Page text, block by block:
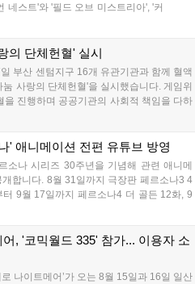
네스트'와 '필드 오브 미스트리아', '커
니다. 한편, 7일 출시된 '마블 투혼'은
: 와일드랜드'는 7년 만의 대규모 업
께 95% 할인 중입니다....
의 단체헌혈' 실시
부산 센텀지구 16개 유관기관과 함께 혈액
사랑의 단체헌혈'을 실시했습니다. 게임위
을 진행하며 공공기관의 사회적 책임을 다하
화진흥위원회 등 14개 기관 임직원이 동참
임직원에게 감사의 뜻을 전하며 헌혈 문화
' 애니메이션 전편 유튜브 방영
소나 시리즈 30주년을 기념해 관련 애니메
합니다. 8월 31일까지 극장판 페르소나3 4
9월 17일까지 페르소나4 더 골든 12화, 9
페르소나5 시리즈가 순차 공개됩니다. 또한
예정입니다....
, '코믹월드 335' 참가... 이용자 소
나이트메어’가 오는 8월 15일과 16일 일산